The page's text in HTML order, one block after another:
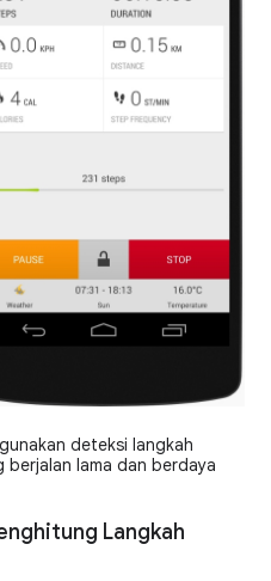
deteksi langkah
berjalan lama dan berdaya
Langkah